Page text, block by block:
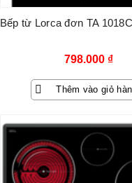
Bếp từ Lorca đơn TA 1018C
798.000 ₫
Thêm vào giỏ